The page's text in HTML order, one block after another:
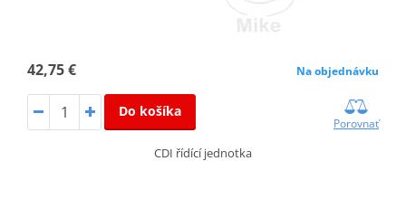
42,75 € Na objednávku
Do košíka
Porovnať
CDI řídící jednotka